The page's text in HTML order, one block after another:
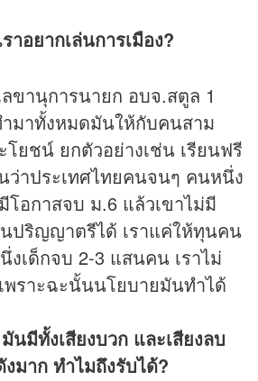
าอยากเล่นการเมือง?
ลขานุการนายก อบจ.สตูล 1
ำมาทั้งหมดมันให้กับคนสาม
ยชน์ ยกตัวอย่างเช่น เรียนฟรี
ว่าประเทศไทยคนจนๆ คนหนึ่ง
โอกาสจบ ม.6 แล้วเขาไม่มี
นปริญญาตรีได้ เราแค่ให้ทุนคน
งเด็กจบ 2-3 แสนคน เราไม่
พราะฉะนั้นนโยบายมันทำได้
นมีทั้งเสียงบวก และเสียงลบ
มาก ทำไมถึงรับได้?